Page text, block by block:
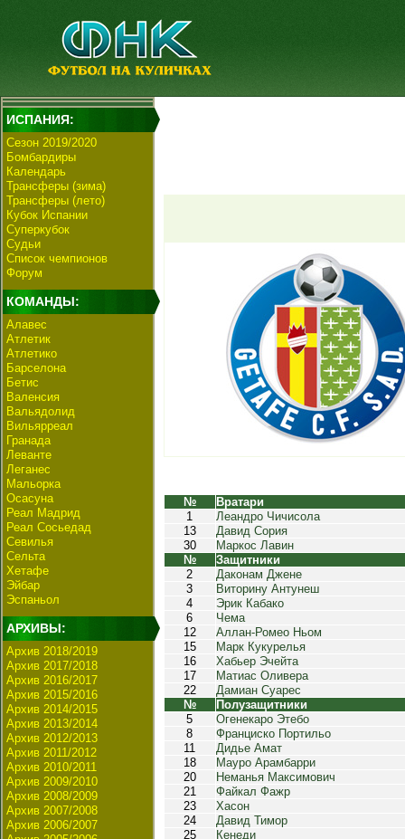
ИСПАНИЯ:
Сезон 2019/2020
Бомбардиры
Календарь
Трансферы (зима)
Трансферы (лето)
Кубок Испании
Суперкубок
Судьи
Список чемпионов
Форум
КОМАНДЫ:
Алавес
Атлетик
Атлетико
Барселона
Бетис
Валенсия
Вальядолид
Вильярреал
Гранада
Леванте
Леганес
Мальорка
Осасуна
Реал Мадрид
Реал Сосьедад
Севилья
Сельта
Хетафе
Эйбар
Эспаньол
АРХИВЫ:
Архив 2018/2019
Архив 2017/2018
Архив 2016/2017
Архив 2015/2016
Архив 2014/2015
Архив 2013/2014
Архив 2012/2013
Архив 2011/2012
Архив 2010/2011
Архив 2009/2010
Архив 2008/2009
Архив 2007/2008
Архив 2006/2007
№
Вратари
1
Леандро Чичисола
13
Давид Сория
30
Маркос Лавин
№
Защитники
2
Даконам Джене
3
Виторину Антунеш
4
Эрик Кабако
6
Чема
12
Аллан-Ромео Ньом
15
Марк Кукурелья
16
Хабьер Эчейта
17
Матиас Оливера
22
Дамиан Суарес
№
Полузащитники
5
Огенекаро Этебо
8
Франциско Портильо
11
Дидье Амат
18
Мауро Арамбарри
20
Неманья Максимович
21
Файкал Фажр
23
Хасон
24
Давид Тимор
25
Кенеди